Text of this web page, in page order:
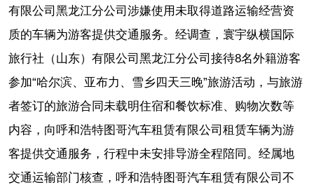
有限公司黑龙江分公司涉嫌使用未取得道路运输经营资
质的车辆为游客提供交通服务。经调查，寰宇纵横国际
旅行社（山东）有限公司黑龙江分公司接待8名外籍游客
参加“哈尔滨、亚布力、雪乡四天三晚”旅游活动，与旅游
者签订的旅游合同未载明住宿和餐饮标准、购物次数等
内容，向呼和浩特图哥汽车租赁有限公司租赁车辆为游
客提供交通服务，行程中未安排导游全程陪同。经属地
交通运输部门核查，呼和浩特图哥汽车租赁有限公司不